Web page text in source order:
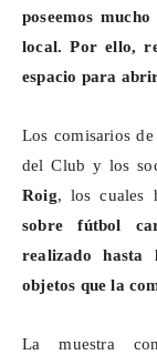
poseemos
local. Por ello,
espacio para
Los comisarios
del Club y los
Roig, los cuales
sobre fútbol
realizado
objetos que la
La muestra